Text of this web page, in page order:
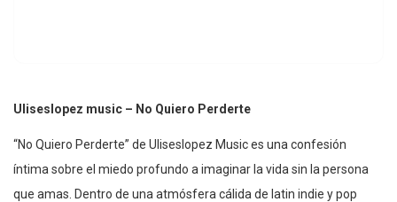
Uliseslopez music – No Quiero Perderte
“No Quiero Perderte” de Uliseslopez Music es una confesión
íntima sobre el miedo profundo a imaginar la vida sin la persona
que amas. Dentro de una atmósfera cálida de latin indie y pop